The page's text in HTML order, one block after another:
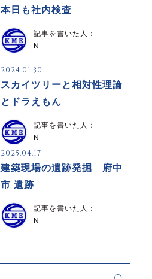
本日も社内検査
記事を書いた人：
N
2024.01.30
スカイツリーと相対性理論
とドラえもん
記事を書いた人：
N
2025.04.17
建築現場の遺跡発掘 府中
市 遺跡
記事を書いた人：
N